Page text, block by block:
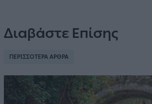
Διαβάστε Επίσης
ΠΕΡΙΣΣΟΤΕΡΑ ΑΡΘΡΑ